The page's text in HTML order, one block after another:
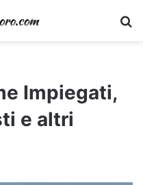
Impiegati,
e altri